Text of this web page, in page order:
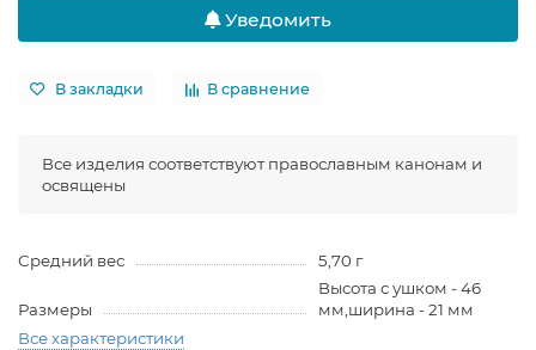
Уведомить
В закладки В сравнение
Все изделия соответствуют православным канонам и
освящены
Средний вес 5,70 г
Размеры
Высота с ушком - 46
мм,ширина - 21 мм
Все характеристики